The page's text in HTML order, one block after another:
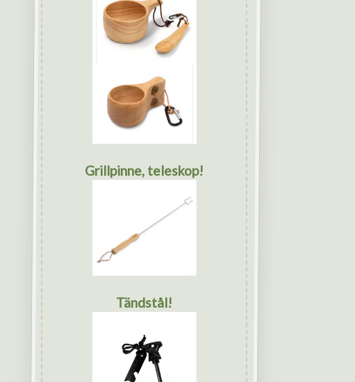
Grillpinne, teleskop!
Tändstål!